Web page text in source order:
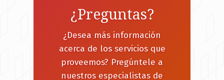
¿Preguntas?
¿Desea más información
acerca de los servicios que
proveemos? Pregúntele a
nuestros especialistas de